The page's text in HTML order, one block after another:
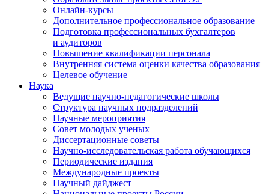
Онлайн-курсы
Дополнительное профессиональное образование
Подготовка профессиональных бухгалтеров
и аудиторов
Повышение квалификации персонала
Внутренняя система оценки качества образования
Целевое обучение
Наука
Ведущие научно-педагогические школы
Структура научных подразделений
Научные мероприятия
Совет молодых ученых
Диссертационные советы
Научно-исследовательская работа обучающихся
Периодические издания
Международные проекты
Научный дайджест